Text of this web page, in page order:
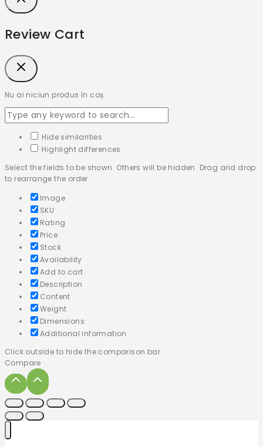
Review Cart
Nu ai niciun produs în coș.
Hide similarities
Highlight differences
Select the fields to be shown. Others will be hidden. Drag and drop
to rearrange the order.
Image
SKU
Rating
Price
Stock
Availability
Add to cart
Description
Content
Weight
Dimensions
Additional information
Click outside to hide the comparison bar
Compare